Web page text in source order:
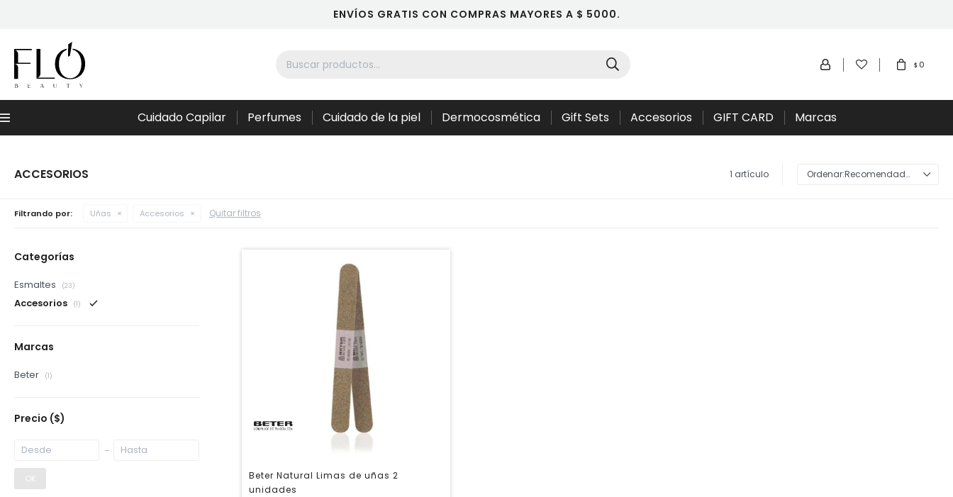
ENVÍOS GRATIS CON COMPRAS MAYORES A $ 5000.
Menú Cuidado Capilar Perfumes Cuidado de la piel Dermocosmética Gift Sets Accesorios GIFT CARD Marcas
$ 0
ACCESORIOS 1 artículo Recomendados
Filtrando por: Uñas Accesorios Quitar filtros
Beter Natural Limas de uñas 2
unidades
Categorías
Esmaltes (23)
Accesorios (1)
Marcas
Beter (1)
Precio ($)
OK